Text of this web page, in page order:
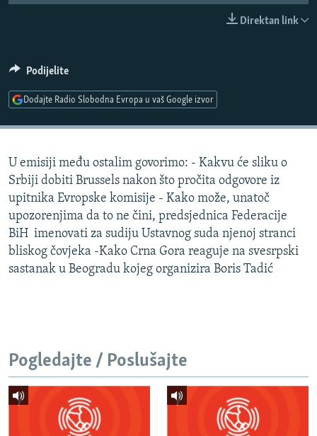
SPECIJALI RSE
VIŠE OD NASLOVA
TV LIBERTY
POST SCRIPTUM
MOJA EVROPA
TRI DECENIJE OD RATA U BIH
SVE KARTE DEJTONA
PRATITE NAS
Sve RFE/RL stranice
Direktan link
Podijelite
Dodajte Radio Slobodna Evropa u vaš Google izvor
U emisiji među ostalim govorimo: - Kakvu će sliku o
Srbiji dobiti Brussels nakon što pročita odgovore iz
upitnika Evropske komisije - Kako može, unatoč
upozorenjima da to ne čini, predsjednica Federacije
BiH imenovati za sudiju Ustavnog suda njenoj stranci
bliskog čovjeka -Kako Crna Gora reaguje na svesrpski
sastanak u Beogradu kojeg organizira Boris Tadić
Pogledajte / Poslušajte